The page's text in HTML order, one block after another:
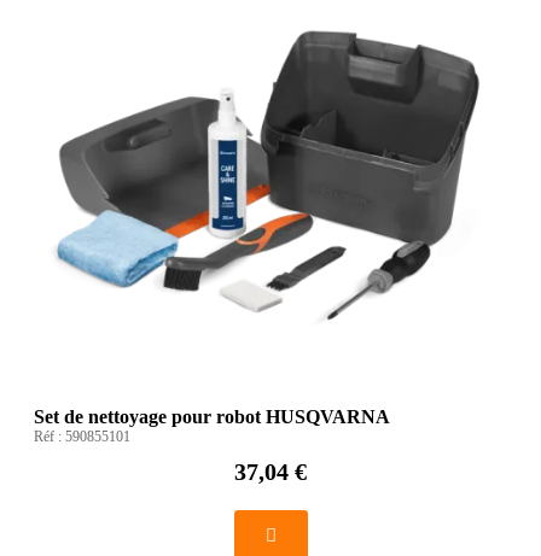
Set de nettoyage pour robot HUSQVARNA
Réf : 590855101
37,04 €